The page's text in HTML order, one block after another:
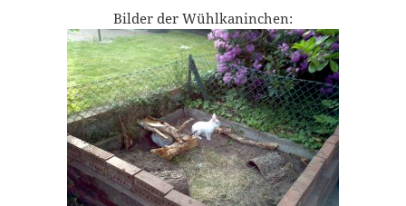
Bilder der Wühlkaninchen: